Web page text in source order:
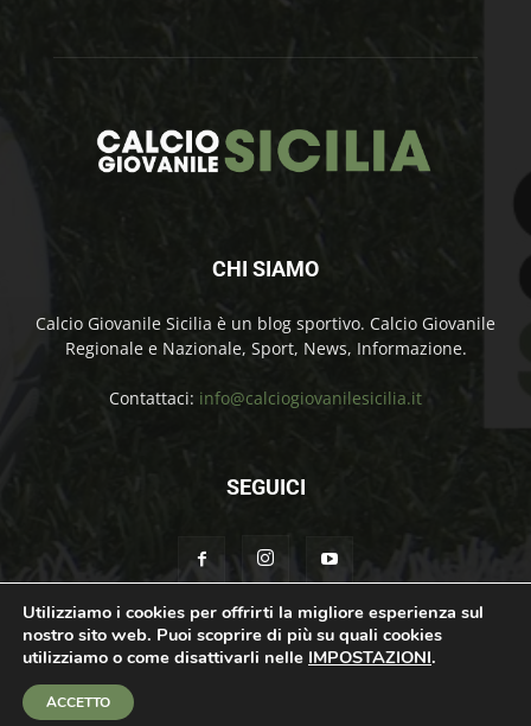
CHI SIAMO
Calcio Giovanile Sicilia è un blog sportivo. Calcio Giovanile
Regionale e Nazionale, Sport, News, Informazione.
Contattaci: info@calciogiovanilesicilia.it
SEGUICI
Chi Siamo Contatti Cookie Policy Privacy Policy
© Calcio Giovanile Sicilia Copyright by Rosolino Ciprì | Support by
Utilizziamo i cookies per offrirti la migliore esperienza sul
nostro sito web. Puoi scoprire di più su quali cookies
utilizziamo o come disattivarli nelle IMPOSTAZIONI.
ACCETTO